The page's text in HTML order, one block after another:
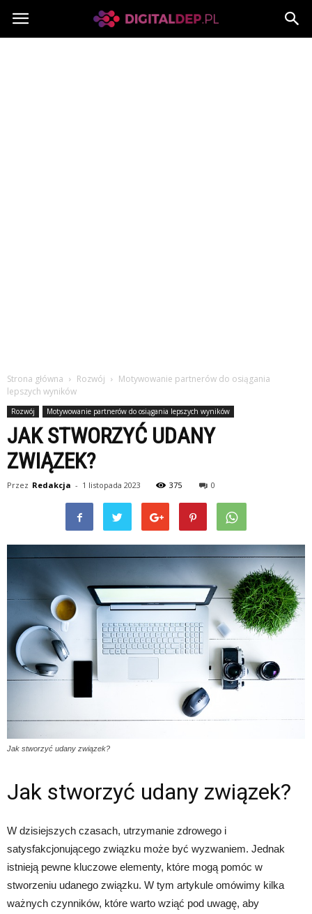
Digitaldep.pl
Strona główna Rozwój
Motywowanie partnerów do osiągania
lepszych wyników
Rozwój Motywowanie partnerów do osiągania lepszych wyników
JAK STWORZYĆ UDANY
ZWIĄZEK?
Przez Redakcja - 1 listopada 2023 375 0
Jak stworzyć udany związek?
Jak stworzyć udany związek?
W dzisiejszych czasach, utrzymanie zdrowego i
satysfakcjonującego związku może być wyzwaniem. Jednak
istnieją pewne kluczowe elementy, które mogą pomóc w
stworzeniu udanego związku. W tym artykule omówimy kilka
ważnych czynników, które warto wziąć pod uwagę, aby